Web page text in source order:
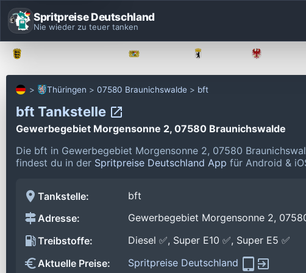
Spritpreise Deutschland
Nie wieder zu teuer tanken
Thüringen 07580 Braunichswalde bft
bft Tankstelle
Gewerbegebiet Morgensonne 2, 07580 Braunichswalde
Die bft in Gewerbegebiet Morgensonne 2, 07580
findest du in der Spritpreise Deutschland App für Android &
Tankstelle:
bft
Adresse:
Gewerbegebiet Morgensonne 2,
Treibstoffe:
Diesel ✅, Super E10 ✅, Super E5 ✅
Aktuelle Preise:
Spritpreise Deutschland